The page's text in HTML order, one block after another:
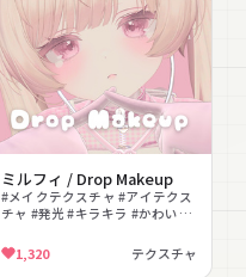
ミルフィ / Drop Makeup
#メイクテクスチャ #アイテクス
チャ #発光 #キラキラ #かわいい
1,320 テクスチャ